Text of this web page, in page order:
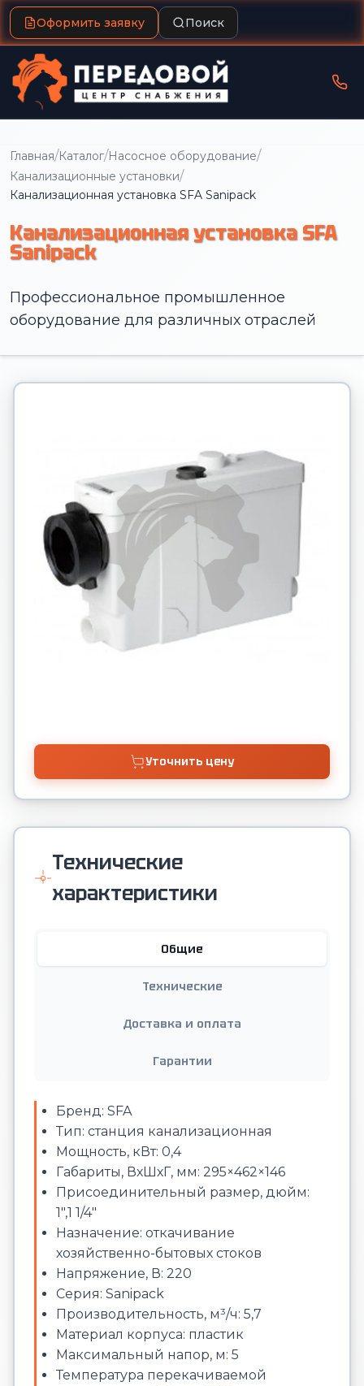
Оформить заявку Поиск
Главная/Каталог/Насосное оборудование/
Канализационные установки/
Канализационная установка SFA Sanipack
Канализационная установка SFA
Sanipack
Профессиональное промышленное
оборудование для различных отраслей
Уточнить цену
Технические
характеристики
Общие
Технические
Доставка и оплата
Гарантии
Бренд: SFA
Тип: станция канализационная
Мощность, кВт: 0,4
Габариты, ВхШхГ, мм: 295×462×146
Присоединительный размер, дюйм:
1",1 1/4"
Назначение: откачивание
хозяйственно-бытовых стоков
Напряжение, В: 220
Серия: Sanipack
Производительность, м³/ч: 5,7
Материал корпуса: пластик
Максимальный напор, м: 5
Температура перекачиваемой